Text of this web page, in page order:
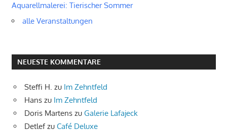
Aquarellmalerei: Tierischer Sommer
alle Veranstaltungen
NEUESTE KOMMENTARE
Steffi H. zu Im Zehntfeld
Hans zu Im Zehntfeld
Doris Martens zu Galerie Lafajeck
Detlefzu Café Deluxe